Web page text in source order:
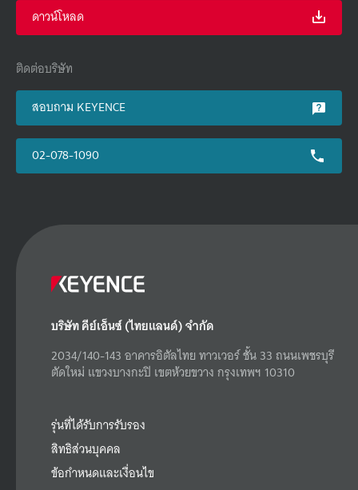
ดาวน์โหลด
ติดต่อบริษัท
สอบถาม KEYENCE
02-078-1090
บริษัท คีย์เอ็นซ์ (ไทยแลนด์) จำกัด
2034/140-143 อาคารอิตัลไทย ทาวเวอร์ ชั้น 33 ถนนเพชรบุรี
ตัดใหม่ แขวงบางกะปิ เขตห้วยขวาง กรุงเทพฯ 10310
รุ่นที่ได้รับการรับรอง
สิทธิส่วนบุคคล
ข้อกำหนดและเงื่อนไข